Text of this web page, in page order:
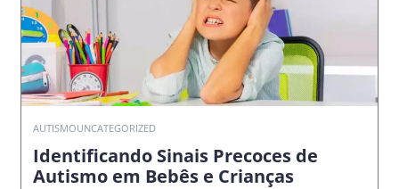
AUTISMOUNCATEGORIZED
Identificando Sinais Precoces de
Autismo em Bebês e Crianças